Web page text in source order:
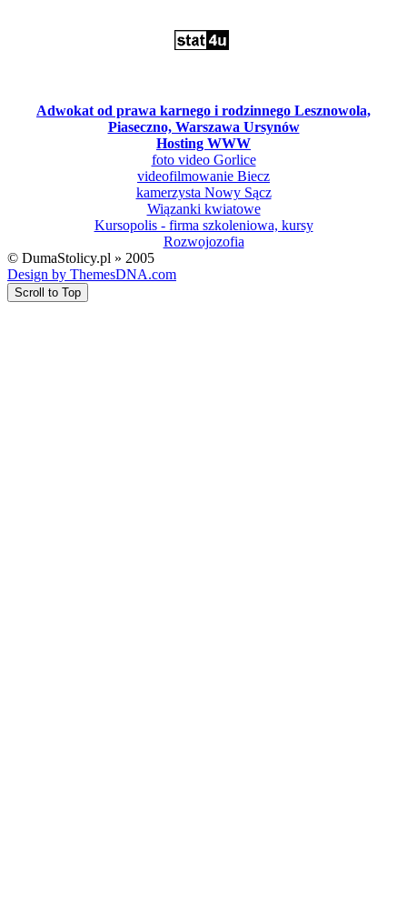
Adwokat od prawa karnego i rodzinnego Lesznowola,
Piaseczno, Warszawa Ursynów
Hosting WWW
foto video Gorlice
videofilmowanie Biecz
kamerzysta Nowy Sącz
Wiązanki kwiatowe
Kursopolis - firma szkoleniowa, kursy
Rozwojozofia
© DumaStolicy.pl » 2005
Design by ThemesDNA.com
Scroll to Top